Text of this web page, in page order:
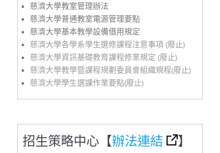
慈濟大學教室管理辦法
慈濟大學普通教室電源管理要點
慈濟大學基本教學設備借用規定
慈濟大學各學系學生選修課程注意事項 (廢止)
慈濟大學資訊基礎教育課程修業規定 (廢止)
慈濟大學教學暨課程規劃委員會組織規程(廢止)
慈濟大學學生選課作業要點(廢止)
招生策略中心【辦法連結 】